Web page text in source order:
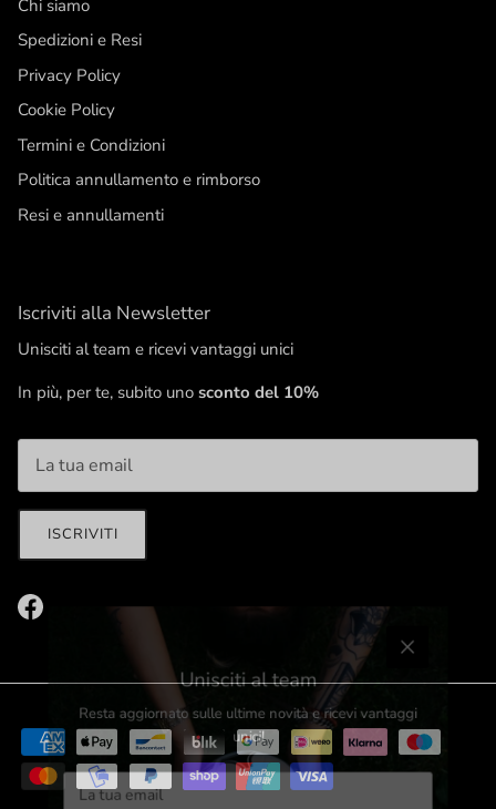
Chi siamo
Spedizioni e Resi
Privacy Policy
Cookie Policy
Termini e Condizioni
Politica annullamento e rimborso
Resi e annullamenti
Iscriviti alla Newsletter
Unisciti al team e ricevi vantaggi unici
In più, per te, subito uno sconto del 10%
ISCRIVITI
Facebook
Unisciti al team
Resta aggiornato sulle ultime novità e ricevi vantaggi
unici!